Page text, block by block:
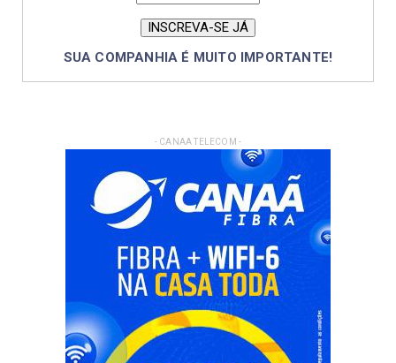
SUA COMPANHIA É MUITO IMPORTANTE!
- CANAA TELECOM -